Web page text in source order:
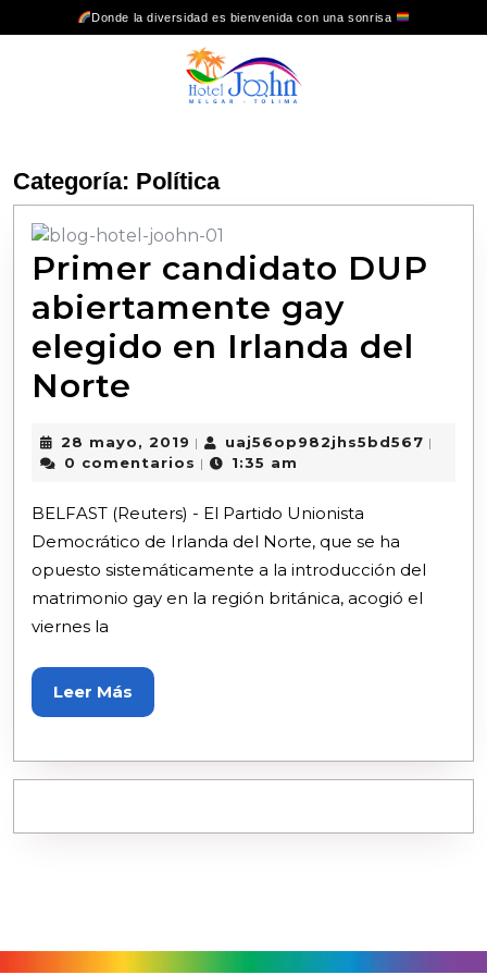
Donde la diversidad es bienvenida con una sonrisa
Categoría: Política
Primer candidato DUP
abiertamente gay
elegido en Irlanda del
Norte
28 mayo, 2019 | uaj56op982jhs5bd567 |
0 comentarios | 1:35 am
BELFAST (Reuters) - El Partido Unionista
Democrático de Irlanda del Norte, que se ha
opuesto sistemáticamente a la introducción del
matrimonio gay en la región británica, acogió el
viernes la
Leer Más